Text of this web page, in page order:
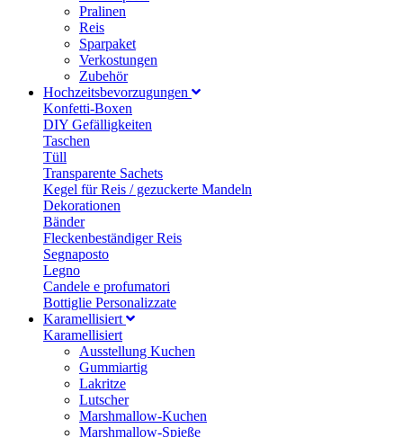
Pralinen
Reis
Sparpaket
Verkostungen
Zubehör
Hochzeitsbevorzugungen
Konfetti-Boxen
DIY Gefälligkeiten
Taschen
Tüll
Transparente Sachets
Kegel für Reis / gezuckerte Mandeln
Dekorationen
Bänder
Fleckenbeständiger Reis
Segnaposto
Legno
Candele e profumatori
Bottiglie Personalizzate
Karamellisiert
Karamellisiert
Ausstellung Kuchen
Gummiartig
Lakritze
Lutscher
Marshmallow-Kuchen
Marshmallow-Spieße